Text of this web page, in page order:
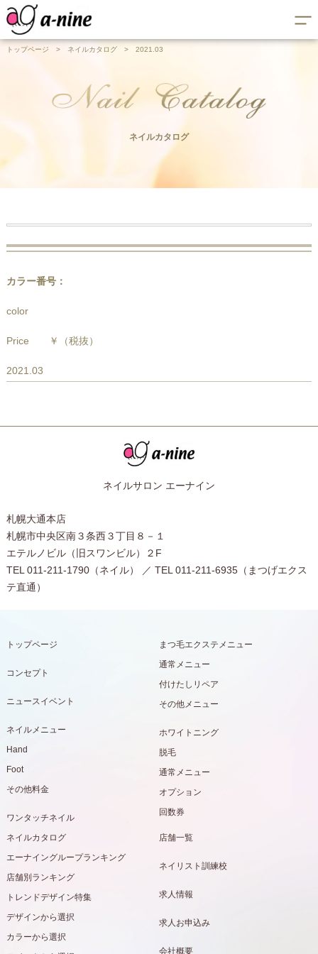
トップページ > ネイルカタログ > 2021.03
ネイルカタログ
カラー番号：
color
Price ￥ （税抜）
2021.03
ネイルサロン エーナイン
札幌大通本店
札幌市中央区南３条西３丁目８－１
エテルノビル（旧スワンビル）２F
TEL 011-211-1790（ネイル） ／ TEL 011-211-6935（まつげエクス
テ直通）
トップページ
コンセプト
ニュースイベント
ネイルメニュー
Hand
Foot
その他料金
ワンタッチネイル
まつ毛エクステメニュー
通常メニュー
付けたしリペア
その他メニュー
ホワイトニング
脱毛
通常メニュー
オプション
回数券
ネイルカタログ
エーナイングループランキング
店舗別ランキング
トレンドデザイン特集
デザインから選択
カラーから選択
店舗一覧
ネイリスト訓練校
求人情報
求人お申込み
会社概要